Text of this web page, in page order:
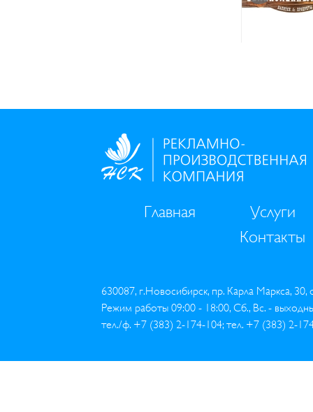
Главная
Услуги
Контакты
630087, г.Новосибирск, пр. Карла Маркса,
Режим работы 09:00 - 18:00, Сб., Вс. -
тел./ф. +7 (383) 2-174-104; тел. +7 (383) 2-